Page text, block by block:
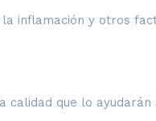
inflamación y otros
que lo